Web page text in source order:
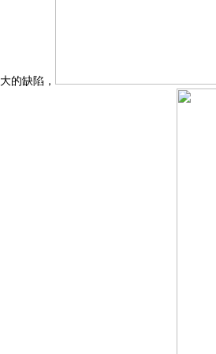
大的缺陷，